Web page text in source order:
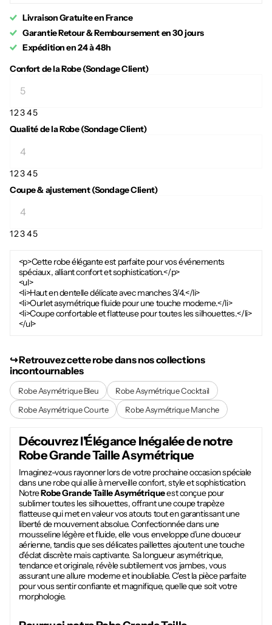
Livraison Gratuite en France
Garantie Retour & Remboursement en 30 jours
Expédition en 24 à 48h
Confort de la Robe (Sondage Client)
12345
Qualité de la Robe (Sondage Client)
12345
Coupe & ajustement (Sondage Client)
12345
<p>Cette robe élégante est parfaite pour vos événements
spéciaux, alliant confort et sophistication.</p>
<ul>
<li>Haut en dentelle délicate avec manches 3/4.</li>
<li>Ourlet asymétrique fluide pour une touche moderne.</li>
<li>Coupe confortable et flatteuse pour toutes les silhouettes.</li>
</ul>
↪︎ Retrouvez cette robe dans nos collections
incontournables
Robe Asymétrique Bleu
Robe Asymétrique Cocktail
Robe Asymétrique Courte
Robe Asymétrique Manche
Découvrez l'Élégance Inégalée de notre
Robe Grande Taille Asymétrique
Imaginez-vous rayonner lors de votre prochaine occasion spéciale
dans une robe qui allie à merveille confort, style et sophistication.
NotreRobe Grande Taille Asymétriqueest conçue pour
sublimer toutes les silhouettes, offrant une coupe trapèze
flatteuse qui met en valeur vos atouts tout en garantissant une
liberté de mouvement absolue. Confectionnée dans une
mousseline légère et fluide, elle vous enveloppe d'une douceur
aérienne, tandis que ses délicates paillettes ajoutent une touche
d'éclat discrète mais captivante. Sa longueur asymétrique,
tendance et originale, révèle subtilement vos jambes, vous
assurant une allure moderne et inoubliable. C'est la pièce parfaite
pour vous sentir confiante et magnifique, quelle que soit votre
morphologie.